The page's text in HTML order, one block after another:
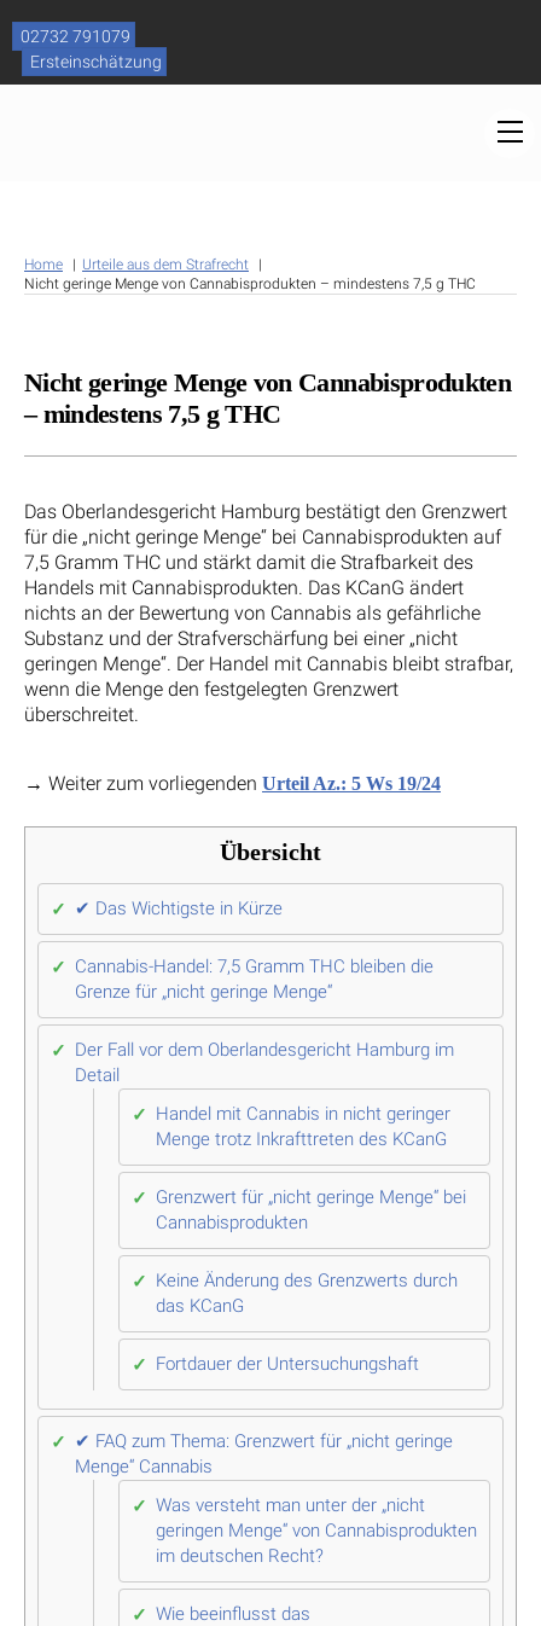
content
02732 791079
Ersteinschätzung
Home
Urteile aus dem Strafrecht
Nicht geringe Menge von Cannabisprodukten – mindestens 7,5 g THC
Nicht geringe Menge von Cannabisprodukten
– mindestens 7,5 g THC
Das Oberlandesgericht Hamburg bestätigt den Grenzwert
für die „nicht geringe Menge“ bei Cannabisprodukten auf
7,5 Gramm THC und stärkt damit die Strafbarkeit des
Handels mit Cannabisprodukten. Das KCanG ändert
nichts an der Bewertung von Cannabis als gefährliche
Substanz und der Strafverschärfung bei einer „nicht
geringen Menge“. Der Handel mit Cannabis bleibt strafbar,
wenn die Menge den festgelegten Grenzwert
überschreitet.
→ Weiter zum vorliegenden Urteil Az.: 5 Ws 19/24
Übersicht
✔ Das Wichtigste in Kürze
Cannabis-Handel: 7,5 Gramm THC bleiben die
Grenze für „nicht geringe Menge“
Der Fall vor dem Oberlandesgericht Hamburg im
Detail
Handel mit Cannabis in nicht geringer
Menge trotz Inkrafttreten des KCanG
Grenzwert für „nicht geringe Menge“ bei
Cannabisprodukten
Keine Änderung des Grenzwerts durch
das KCanG
Fortdauer der Untersuchungshaft
✔ FAQ zum Thema: Grenzwert für „nicht geringe
Menge“ Cannabis
Was versteht man unter der „nicht
geringen Menge“ von Cannabisprodukten
im deutschen Recht?
Wie beeinflusst das